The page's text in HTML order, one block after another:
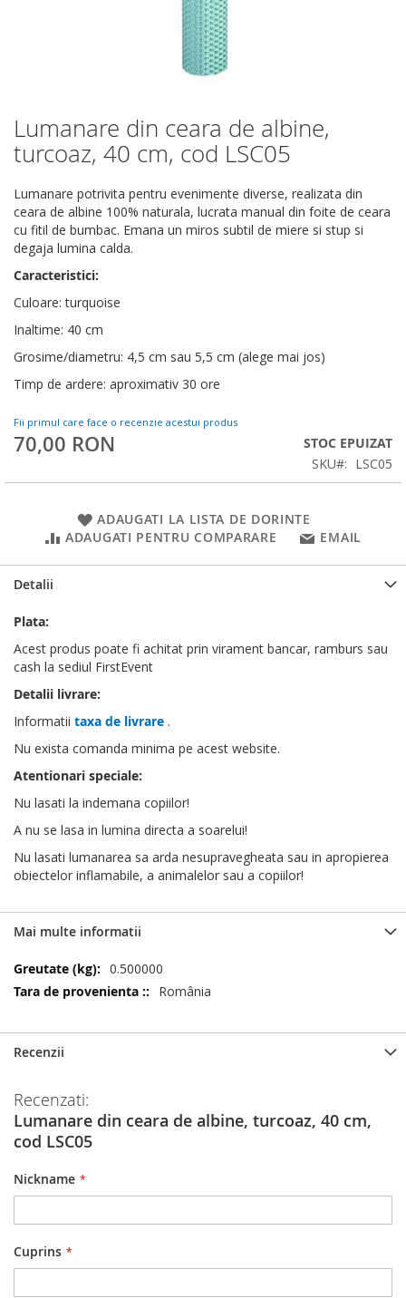
Lumanare din ceara de albine,
turcoaz, 40 cm, cod LSC05
Lumanare potrivita pentru evenimente diverse, realizata din
ceara de albine 100% naturala, lucrata manual din foite de ceara
cu fitil de bumbac. Emana un miros subtil de miere si stup si
degaja lumina calda.
Caracteristici:
Culoare: turquoise
Inaltime: 40 cm
Grosime/diametru: 4,5 cm sau 5,5 cm (alege mai jos)
Timp de ardere: aproximativ 30 ore
Fii primul care face o recenzie acestui produs
70,00 RON
STOC EPUIZAT
SKU
LSC05
ADAUGATI LA LISTA DE DORINTE
ADAUGATI PENTRU COMPARARE
EMAIL
Skip
to
the
of
the
images
gallery
Detalii
Plata:
Acest produs poate fi achitat prin virament bancar, ramburs sau
cash la sediul FirstEvent
Detalii livrare:
Informatii taxa de livrare .
Nu exista comanda minima pe acest website.
Atentionari speciale:
Nu lasati la indemana copiilor!
A nu se lasa in lumina directa a soarelui!
Nu lasati lumanarea sa arda nesupravegheata sau in apropierea
obiectelor inflamabile, a animalelor sau a copiilor!
Mai multe informatii
Mai
multe
informatii
0.500000
România
Recenzii
Recenzati:
Lumanare din ceara de albine, turcoaz, 40 cm,
cod LSC05
Nickname
Cuprins